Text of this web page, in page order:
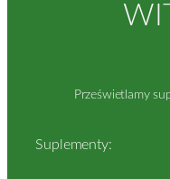
Prześwietlamy
Suplementy: